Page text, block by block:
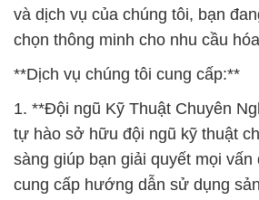
và dịch vụ của chúng tôi, bạn
chọn thông minh cho nhu cầu
**Dịch vụ chúng tôi cung cấp:**
1. **Đội ngũ Kỹ Thuật Chuyên
tự hào sở hữu đội ngũ kỹ thuật
sàng giúp bạn giải quyết mọi vấn
cung cấp hướng dẫn sử dụng